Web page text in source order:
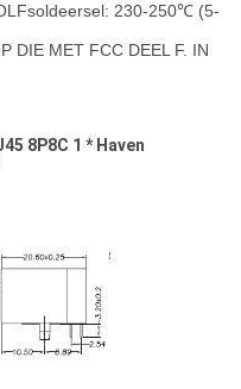
230-250℃ (5-
DIE MET FCC DEEL F. IN
8P8C 1 * Haven